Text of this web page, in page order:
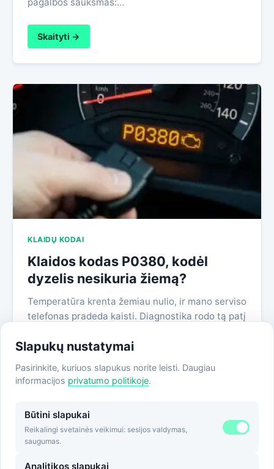
Skaityti →
KLAIDŲ KODAI
Klaidos kodas P0380, kodėl
dyzelis nesikuria žiemą?
Temperatūra krenta žemiau nulio, ir mano serviso
telefonas pradeda kaisti. Diagnostika rodo tą patį
Skaityti →
Įrašų
puslapiavimas
2 Kitas
Slapukų nustatymai
Pasirinkite, kuriuos slapukus norite leisti. Daugiau
informacijos privatumo politikoje.
Būtini slapukai
Reikalingi svetainės veikimui: sesijos valdymas,
saugumas.
Analitikos slapukai